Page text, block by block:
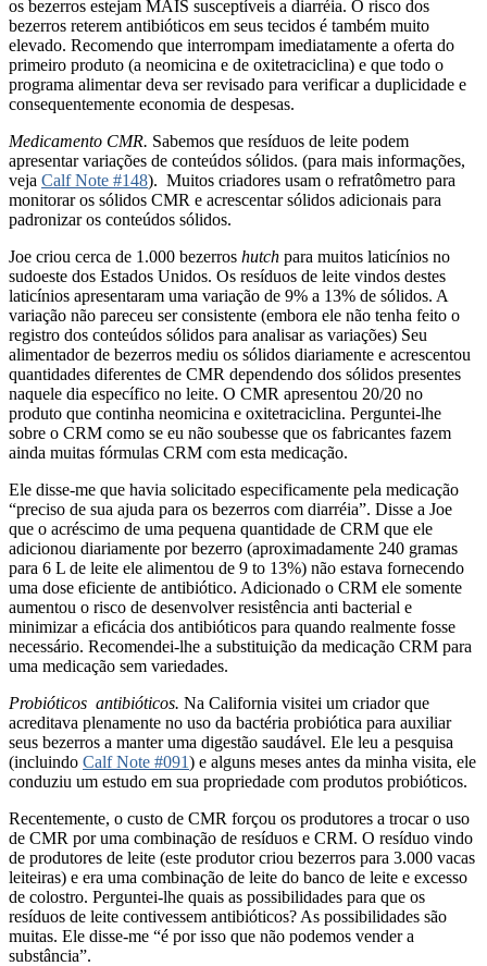
os bezerros estejam MAIS susceptíveis a diarréia. O risco dos
bezerros reterem antibióticos em seus tecidos é também muito
elevado. Recomendo que interrompam imediatamente a oferta do
primeiro produto (a neomicina e de oxitetraciclina) e que todo o
programa alimentar deva ser revisado para verificar a duplicidade e
consequentemente economia de despesas.
Medicamento CMR. Sabemos que resíduos de leite podem
apresentar variações de conteúdos sólidos. (para mais informações,
veja Calf Note #148). Muitos criadores usam o refratômetro para
monitorar os sólidos CMR e acrescentar sólidos adicionais para
padronizar os conteúdos sólidos.
Joe criou cerca de 1.000 bezerros hutch para muitos laticínios no
sudoeste dos Estados Unidos. Os resíduos de leite vindos destes
laticínios apresentaram uma variação de 9% a 13% de sólidos. A
variação não pareceu ser consistente (embora ele não tenha feito o
registro dos conteúdos sólidos para analisar as variações) Seu
alimentador de bezerros mediu os sólidos diariamente e acrescentou
quantidades diferentes de CMR dependendo dos sólidos presentes
naquele dia específico no leite. O CMR apresentou 20/20 no
produto que continha neomicina e oxitetraciclina. Perguntei-lhe
sobre o CRM como se eu não soubesse que os fabricantes fazem
ainda muitas fórmulas CRM com esta medicação.
Ele disse-me que havia solicitado especificamente pela medicação
“preciso de sua ajuda para os bezerros com diarréia”. Disse a Joe
que o acréscimo de uma pequena quantidade de CRM que ele
adicionou diariamente por bezerro (aproximadamente 240 gramas
para 6 L de leite ele alimentou de 9 to 13%) não estava fornecendo
uma dose eficiente de antibiótico. Adicionado o CRM ele somente
aumentou o risco de desenvolver resistência anti bacterial e
minimizar a eficácia dos antibióticos para quando realmente fosse
necessário. Recomendei-lhe a substituição da medicação CRM para
uma medicação sem variedades.
Probióticos antibióticos. Na California visitei um criador que
acreditava plenamente no uso da bactéria probiótica para auxiliar
seus bezerros a manter uma digestão saudável. Ele leu a pesquisa
(incluindo Calf Note #091) e alguns meses antes da minha visita, ele
conduziu um estudo em sua propriedade com produtos probióticos.
Recentemente, o custo de CMR forçou os produtores a trocar o uso
de CMR por uma combinação de resíduos e CRM. O resíduo vindo
de produtores de leite (este produtor criou bezerros para 3.000 vacas
leiteiras) e era uma combinação de leite do banco de leite e excesso
de colostro. Perguntei-lhe quais as possibilidades para que os
resíduos de leite contivessem antibióticos? As possibilidades são
muitas. Ele disse-me “é por isso que não podemos vender a
substância”.